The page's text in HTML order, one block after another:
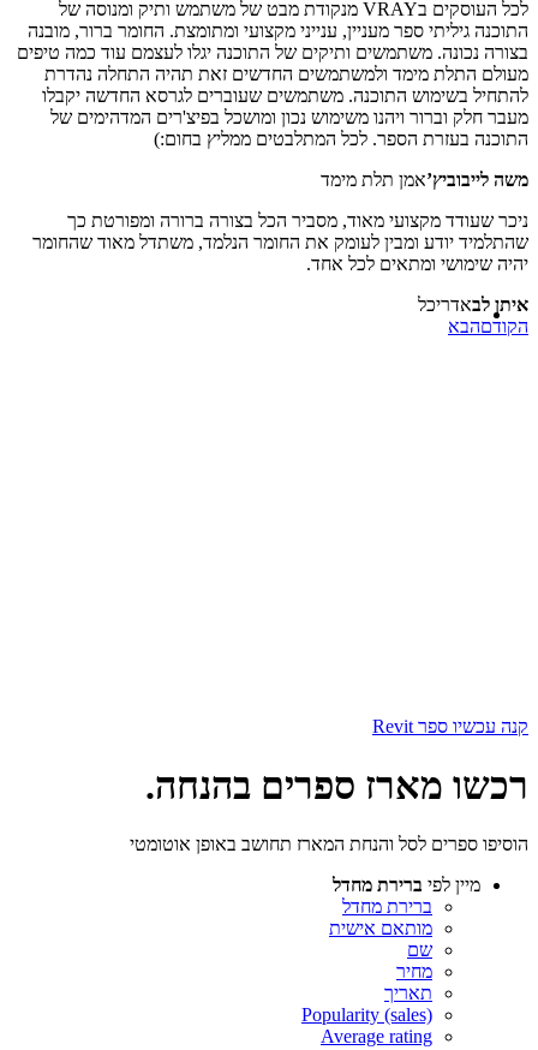
לכל העוסקים בVRAY מנקודת מבט של משתמש ותיק ומנוסה של
התוכנה גיליתי ספר מעניין, ענייני מקצועי ומתומצת. החומר ברור, מובנה
בצורה נכונה. משתמשים ותיקים של התוכנה יגלו לעצמם עוד כמה טיפים
מעולם התלת מימד ולמשתמשים החדשים זאת תהיה התחלה נהדרת
להתחיל בשימוש התוכנה. משתמשים שעוברים לגרסא החדשה יקבלו
מעבר חלק וברור ויהנו משימוש נכון ומושכל בפיצ'רים המדהימים של
התוכנה בעזרת הספר. לכל המתלבטים ממליץ בחום:)
משה לייבוביץ’אמן תלת מימד
ניכר שעודד מקצועי מאוד, מסביר הכל בצורה ברורה ומפורטת כך
שהתלמיד יודע ומבין לעומק את החומר הנלמד, משתדל מאוד שהחומר
יהיה שימושי ומתאים לכל אחד.
איתן לבאדריכל
הקודםהבא
קנה עכשיו ספר Revit
רכשו מארז ספרים בהנחה.
הוסיפו ספרים לסל והנחת המארז תחושב באופן אוטומטי
מיין לפי ברירת מחדל
ברירת מחדל
מותאם אישית
שם
מחיר
תאריך
Popularity (sales)
Average rating